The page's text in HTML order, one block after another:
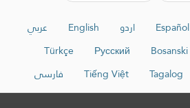
عربي English اردو Español
Türkçe
Русский Bosanski
فارسی
Tiếng Việt Tagalog